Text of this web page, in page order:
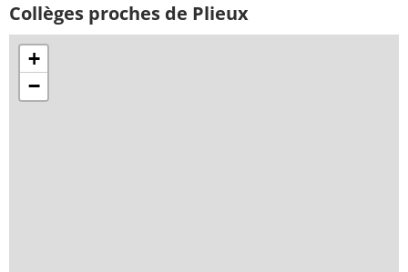
Collèges proches de Plieux
+
−